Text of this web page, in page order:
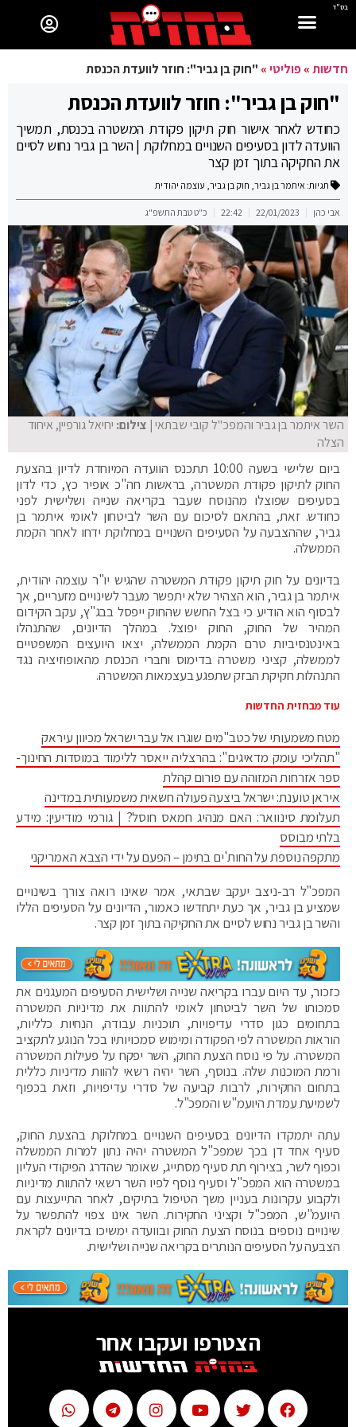
בס"ד
חדשות»פוליטי» "חוק בן גביר": חוזר לוועדת הכנסת
"חוק בן גביר": חוזר לוועדת הכנסת
כחודש לאחר אישור חוק תיקון פקודת המשטרה בכנסת, תמשיך
הוועדה לדון בסעיפים השנויים במחלוקת | השר בן גביר נחוש לסיים
את החקיקה בתוך זמן קצר
תגיות: איתמר בן גביר, חוק בן גביר, עוצמה יהודית
אבי כהן 22/01/2023
22:42 כ"ט טבת התשפ"ג
השר איתמר בן גביר והמפכ"ל קובי שבתאי| צילום: יחיאל גורפיין, איחוד
הצלה
ביום שלישי בשעה 10:00 תתכנס הוועדה המיוחדת לדיון בהצעת
החוק לתיקון פקודת המשטרה, בראשות חה"כ אופיר כץ, כדי לדון
בסעיפים שפוצלו מהנוסח שעבר בקריאה שנייה ושלישית לפני
כחודש. זאת, בהתאם לסיכום עם השר לביטחון לאומי איתמר בן
גביר, שההצבעה על הסעיפים השנויים במחלוקת ידחו לאחר הקמת
הממשלה.
בדיונים על חוק תיקון פקודת המשטרה שהגיש יו"ר עוצמה יהודית,
איתמר בן גביר, הוא הצהיר שלא יתפשר מעבר לשינויים מזעריים, אך
לבסוף הוא הודיע כי בצל החשש שהחוק ייפסל בבג"ץ, עקב הקידום
המהיר של החוק, החוק יפוצל. במהלך הדיונים, שהתנהלו
באינטנסיביות טרם הקמת הממשלה, יצאו היועצים המשפטיים
לממשלה, קציני משטרה בדימוס וחברי הכנסת מהאופוזיציה נגד
התנהלות חקיקת הבזק שתפגע בעצמאות המשטרה.
עוד מבחזית החדשות
מטח משמעותי של כטב"מים שוגרו אל עבר ישראל מכיוון עיראק
"תהליכי עומק מדאיגים": בהרצליה ייאסר ללימוד במוסדות החינוך-
ספר אזרחות המזוהה עם פורום קהלת
איראן טוענת: ישראל ביצעה פעולה חשאית משמעותית במדינה
תעלומת סינוואר: האם מנהיג חמאס חוסל? | גורמי מודיעין: מידע
בלתי מבוסס
מתקפה נוספת על החות'ים בתימן – הפעם על ידי הצבא האמריקני
המפכ"ל רב-ניצב יעקב שבתאי, אמר שאינו רואה צורך בשינויים
שמציע בן גביר, אך כעת יתחדשו כאמור, הדיונים על הסעיפים הללו
והשר בן גביר נחוש לסיים את החקיקה בתוך זמן קצר.
כזכור, עד היום עברו בקריאה שנייה ושלישית הסעיפים המעגנים את
סמכותו של השר לביטחון לאומי להתוות את מדיניות המשטרה
בתחומים כגון סדרי עדיפויות, תוכניות עבודה, הנחיות כלליות,
הוראות המשטרה לפי הפקודה ומימוש סמכויותיו בכל הנוגע לתקציב
המשטרה. על פי נוסח הצעת החוק, השר יפקח על פעילות המשטרה
ורמת המוכנות שלה. בנוסף, השר יהיה רשאי להוות מדיניות כללית
בתחום החקירות, לרבות קביעה של סדרי עדיפויות, וזאת בכפוף
לשמיעת עמדת היועמ"ש והמפכ"ל.
עתה יתמקדו הדיונים בסעיפים השנויים במחלוקת בהצעת החוק,
סעיף אחד דן בכך שמפכ"ל המשטרה יהיה נתון למרות הממשלה
וכפוף לשר, בצירוף תת סעיף מסתייג, שאומר שהדרג הפיקודי העליון
במשטרה הוא המפכ"ל וסעיף נוסף לפיו השר רשאי להתוות מדיניות
ולקבוע עקרונות בעניין משך הטיפול בתיקים, לאחר התייעצות עם
היועמ"ש, המפכ"ל וקציני החקירות. השר אינו צפוי להתפשר על
שינויים נוספים בנוסח הצעת החוק ובוועדה ימשיכו בדיונים לקראת
הצבעה על הסעיפים הנותרים בקריאה שנייה ושלישית.
הצטרפו ועקבו אחר